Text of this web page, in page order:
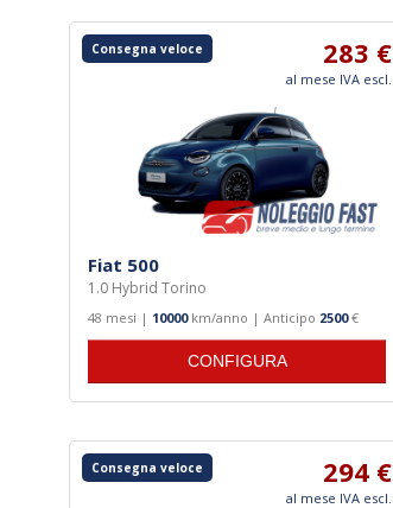
Consegna veloce 283 €
al mese IVA escl.
Fiat 500
1.0 Hybrid Torino
48 mesi | 10000km/anno | Anticipo 2500€
CONFIGURA
Consegna veloce 294 €
al mese IVA escl.